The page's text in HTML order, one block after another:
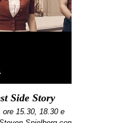
Side Story
15.30, 18.30 e